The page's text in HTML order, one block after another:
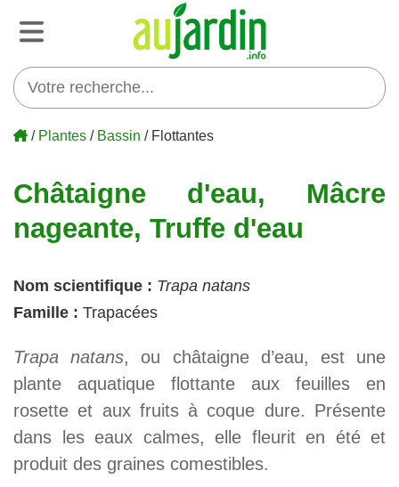
/ Plantes / Bassin / Flottantes
Châtaigne d'eau, Mâcre
nageante, Truffe d'eau
Nom scientifique : Trapa natans
Famille : Trapacées
Trapa natans, ou châtaigne d’eau, est une
plante aquatique flottante aux feuilles en
rosette et aux fruits à coque dure. Présente
dans les eaux calmes, elle fleurit en été et
produit des graines comestibles.